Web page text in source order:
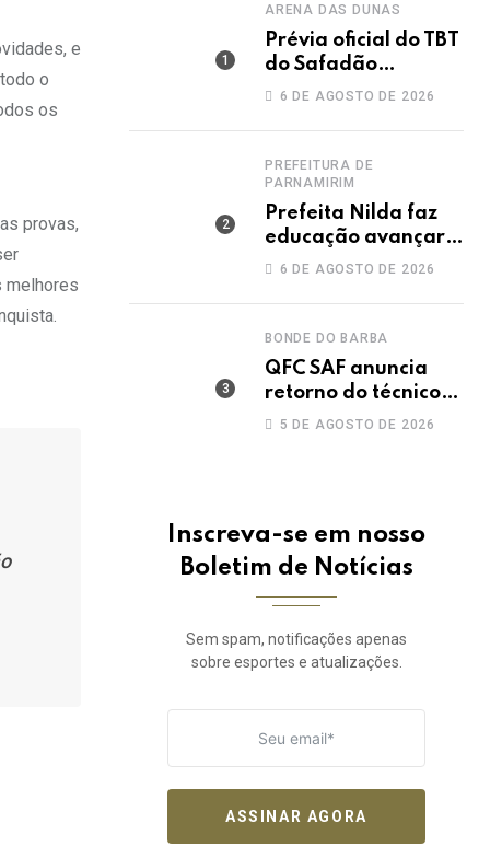
e
o
os
provas,
melhores
ARENA DAS DUNAS
Prévia oficial do TBT
do Safadão
acontece nesta
Dunas
6 DE AGOSTO DE 2026
PREFEITURA DE
PARNAMIRIM
Prefeita Nilda faz
educação avançar e
leva Parnamirim ao
história dos anos
iniciais
6 DE AGOSTO DE 2026
BONDE DO BARBA
QFC SAF anuncia
retorno do técnico
João Paulo para a
5 DE AGOSTO DE 2026
Inscreva-se em nosso
Boletim de Notícias
Sem spam, notificações apenas
sobre esportes e atualizações.
ASSINAR AGORA